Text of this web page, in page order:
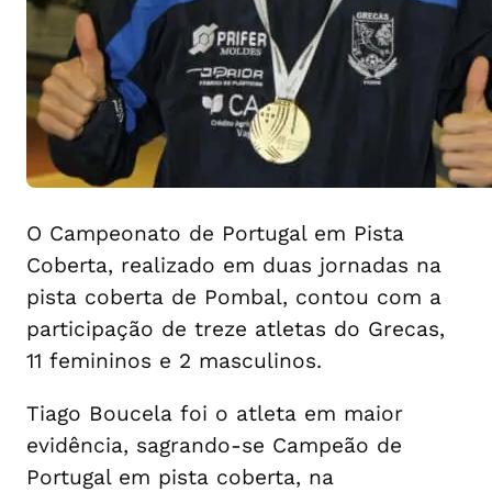
O Campeonato de Portugal em Pista
Coberta, realizado em duas jornadas na
pista coberta de Pombal, contou com a
participação de treze atletas do Grecas,
11 femininos e 2 masculinos.
Tiago Boucela foi o atleta em maior
evidência, sagrando-se Campeão de
Portugal em pista coberta, na